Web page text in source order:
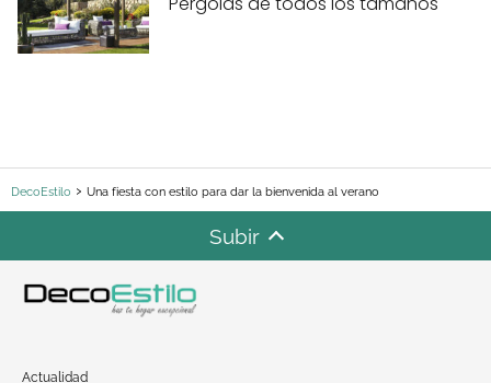
DecoEstilo Una fiesta con estilo para dar la bienvenida al verano
Subir
Actualidad